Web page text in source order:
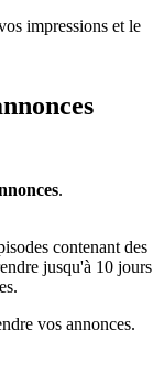
impressions et le
.
contenant des
jusqu'à 10 jours
vos annonces.